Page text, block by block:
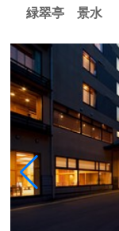
緑翠亭 景水